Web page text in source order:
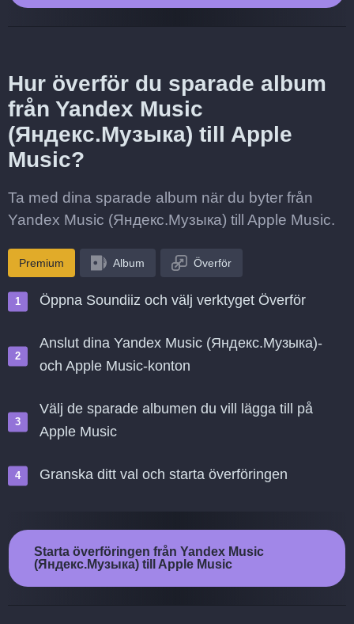
Hur överför du sparade album
från Yandex Music
(Яндекс.Музыка) till Apple
Music?
Ta med dina sparade album när du byter från
Yandex Music (Яндекс.Музыка) till Apple Music.
Premium Album Överför
Öppna Soundiiz och välj verktyget Överför
Anslut dina Yandex Music (Яндекс.Музыка)-
och Apple Music-konton
Välj de sparade albumen du vill lägga till på
Apple Music
Granska ditt val och starta överföringen
Starta överföringen från Yandex Music
(Яндекс.Музыка) till Apple Music